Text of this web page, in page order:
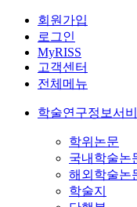
회원가입
로그인
MyRISS
고객센터
전체메뉴
학술연구정보서
학위논문
국내학술논
해외학술논
학술지